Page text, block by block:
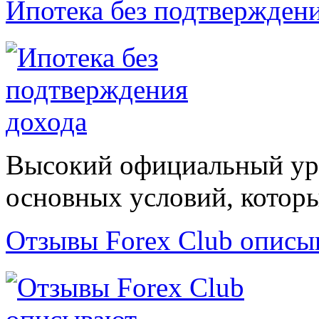
Ипотека без
Высокий официальный
основных условий,
Отзывы Forex Сlub